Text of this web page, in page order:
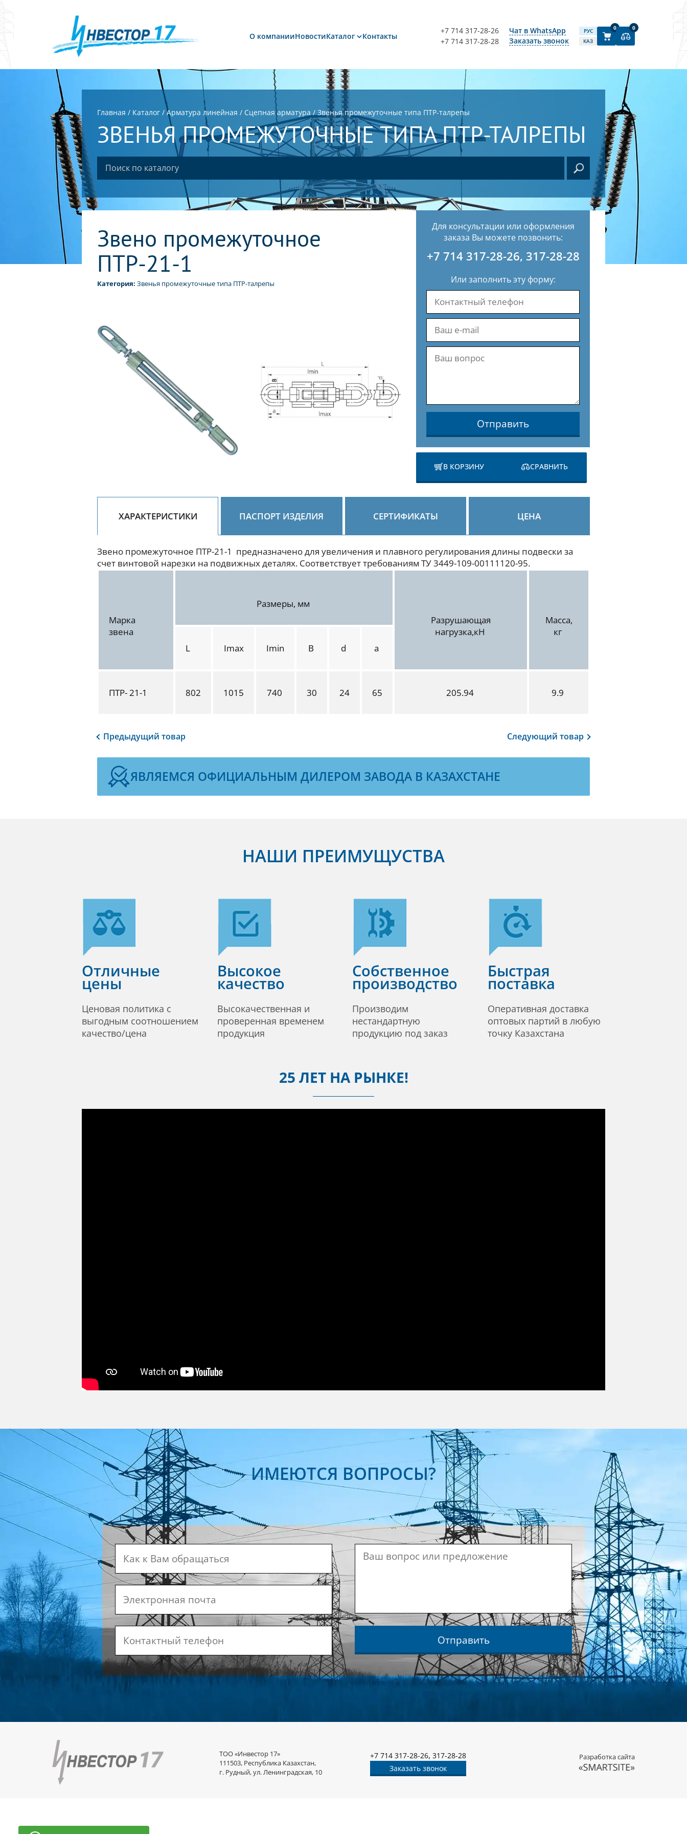
О компанииНовостиКаталог Контакты
+7 714 317-28-26
+7 714 317-28-28
Чат в WhatsApp
Заказать звонок
РУС
КАЗ
0 0
Главная / Каталог / Арматура линейная / Сцепная арматура / Звенья промежуточные типа ПТР-талрепы
ЗВЕНЬЯ ПРОМЕЖУТОЧНЫЕ ТИПА ПТР-ТАЛРЕПЫ
Звено промежуточное
ПТР-21-1
Категория: Звенья промежуточные типа ПТР-талрепы
Для консультации или оформления
заказа Вы можете позвонить:
+7 714 317-28-26, 317-28-28
Или заполнить эту форму:
Отправить
В КОРЗИНУ СРАВНИТЬ
ХАРАКТЕРИСТИКИ ПАСПОРТ ИЗДЕЛИЯ СЕРТИФИКАТЫ ЦЕНА
Звено промежуточное ПТР-21-1 предназначено для увеличения и плавного регулирования длины подвески за
счет винтовой нарезки на подвижных деталях. Соответствует требованиям ТУ 3449-109-00111120-95.
Марка
звена
Размеры, мм
Разрушающая
нагрузка,кН
Масса,
кг
L
Imax Imin B d a
ПТР- 21-1 802 1015 740 30 24 65 205.94 9.9
Предыдущий товар Следующий товар
ЯВЛЯЕМСЯ ОФИЦИАЛЬНЫМ ДИЛЕРОМ ЗАВОДА В КАЗАХСТАНЕ
НАШИ ПРЕИМУЩУСТВА
Отличные
цены
Ценовая политика с
выгодным соотношением
качество/цена
Высокое
качество
Высокачественная и
проверенная временем
продукция
Собственное
производство
Производим
нестандартную
продукцию под заказ
Быстрая
поставка
Оперативная доставка
оптовых партий в любую
точку Казахстана
25 ЛЕТ НА РЫНКЕ!
ИМЕЮТСЯ ВОПРОСЫ?
Отправить
ТОО «Инвестор 17»
111503, Республика Казахстан,
г. Рудный, ул. Ленинградская, 10
+7 714 317-28-26, 317-28-28
Заказать звонок
Разработка сайта